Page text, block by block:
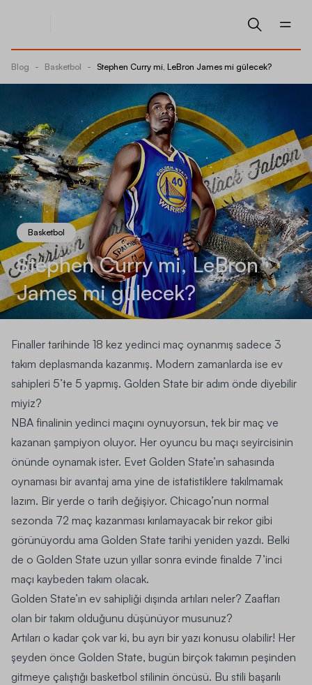
Blog - Basketbol - Stephen Curry mi, LeBron James mi gülecek?
Basketbol
Stephen Curry mi, LeBron
James mi gülecek?
Finaller tarihinde 18 kez yedinci maç oynanmış sadece 3
takım deplasmanda kazanmış. Modern zamanlarda ise ev
sahipleri 5’te 5 yapmış. Golden State bir adım önde diyebilir
miyiz?
NBA finalinin yedinci maçını oynuyorsun, tek bir maç ve
kazanan şampiyon oluyor. Her oyuncu bu maçı seyircisinin
önünde oynamak ister. Evet Golden State’ın sahasında
oynaması bir avantaj ama yine de istatistiklere takılmamak
lazım. Bir yerde o tarih değişiyor. Chicago’nun normal
sezonda 72 maç kazanması kırılamayacak bir rekor gibi
görünüyordu ama Golden State tarihi yeniden yazdı. Belki
de o Golden State uzun yıllar sonra evinde finalde 7’inci
maçı kaybeden takım olacak.
Golden State’ın ev sahipliği dışında artıları neler? Zaafları
olan bir takım olduğunu düşünüyor musunuz?
Artıları o kadar çok var ki, bu ayrı bir yazı konusu olabilir! Her
şeyden önce Golden State, bugün birçok takımın peşinden
gitmeye çalıştığı basketbol stilinin öncüsü. Bu stili başarılı